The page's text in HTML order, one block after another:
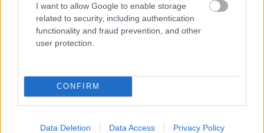
I want to allow Google to enable storage
related to security, including authentication
functionality and fraud prevention, and other
user protection.
CONFIRM
Data Deletion Data Access Privacy Policy